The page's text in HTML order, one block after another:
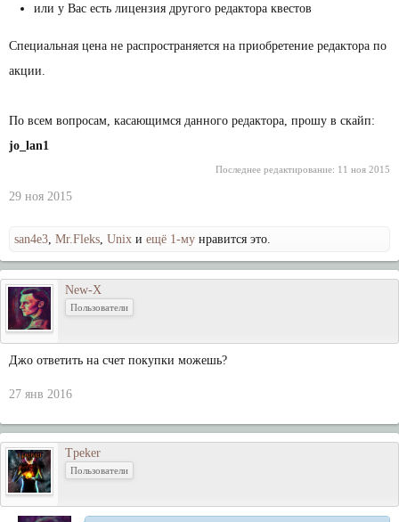
или у Вас есть лицензия другого редактора квестов
Специальная цена не распространяется на приобретение редактора по
акции.
По всем вопросам, касающимся данного редактора, прошу в скайп:
jo_lan1
Последнее редактирование: 11 ноя 2015
29 ноя 2015
san4e3, Mr.Fleks, Unix и ещё 1-му нравится это.
New-X
Пользователи
Джо ответить на счет покупки можешь?
27 янв 2016
Tpeker
Пользователи